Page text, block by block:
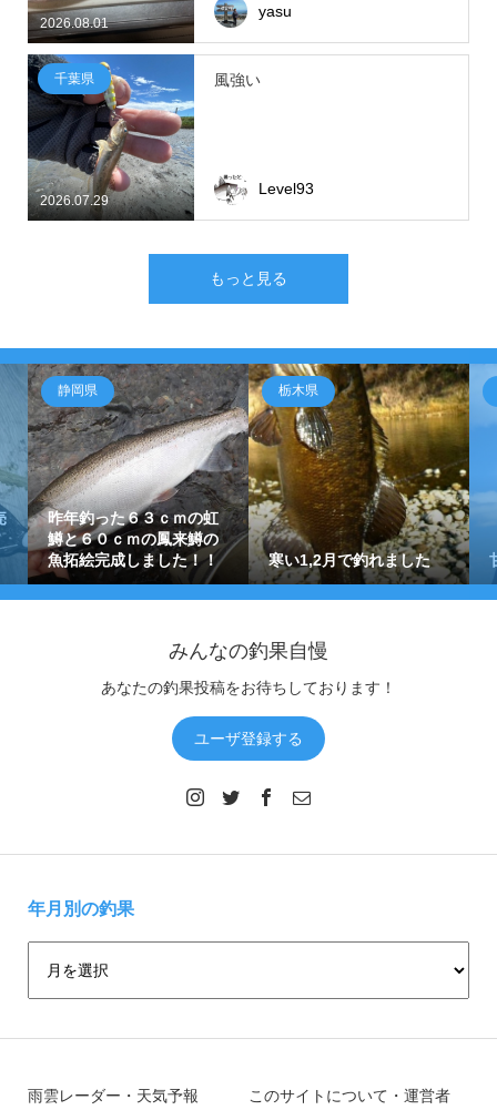
2026.08.01
yasu
2026.07.29
千葉県 風強い
Level93
もっと見る
静岡県
昨年釣った６３ｃｍの虹
鱒と６０ｃｍの鳳来鱒の
魚拓絵完成しました！！
栃木県
寒い1,2月で釣れました
みんなの釣果自慢
あなたの釣果投稿をお待ちしております！
ユーザ登録する
年月別の釣果
雨雲レーダー・天気予報 このサイトについて・運営者